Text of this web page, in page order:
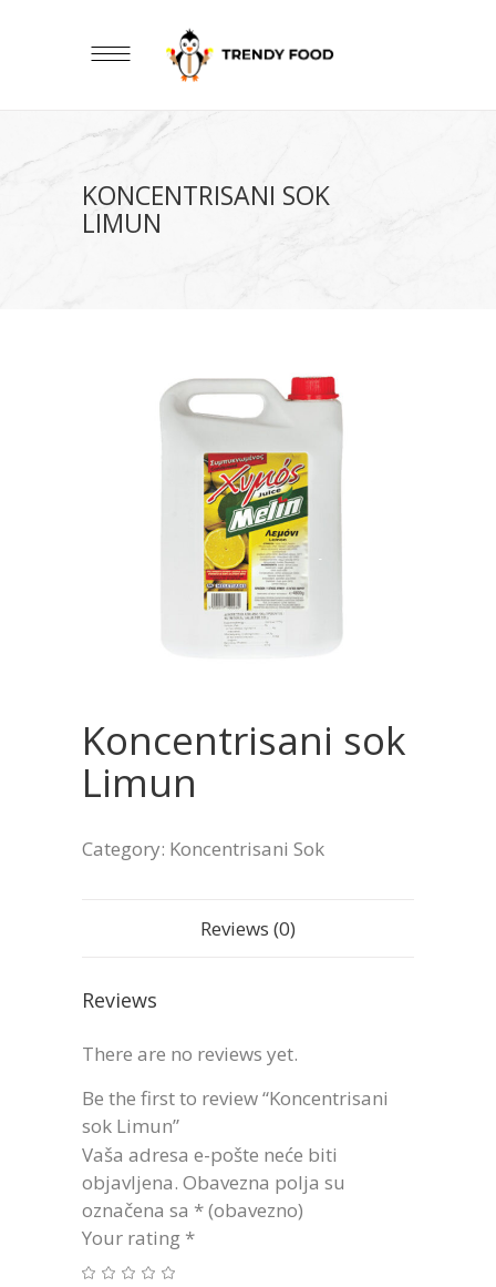
KONCENTRISANI SOK
LIMUN
Koncentrisani sok
Limun
Category: Koncentrisani Sok
Reviews (0)
Reviews
There are no reviews yet.
Be the first to review “Koncentrisani
sok Limun”
Vaša adresa e-pošte neće biti
objavljena. Obavezna polja su
označena sa * (obavezno)
Your rating *